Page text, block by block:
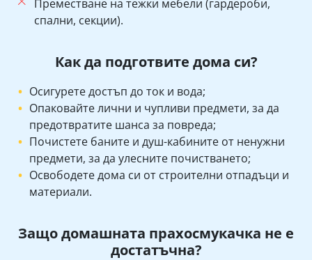
Преместване на тежки мебели (гардероби,
спални, секции).
Как да подготвите дома си?
Осигурете достъп до ток и вода;
Опаковайте лични и чупливи предмети, за да
предотвратите шанса за повреда;
Почистете баните и душ-кабините от ненужни
предмети, за да улесните почистването;
Освободете дома си от строителни отпадъци и
материали.
Защо домашната прахосмукачка не е
достатъчна?